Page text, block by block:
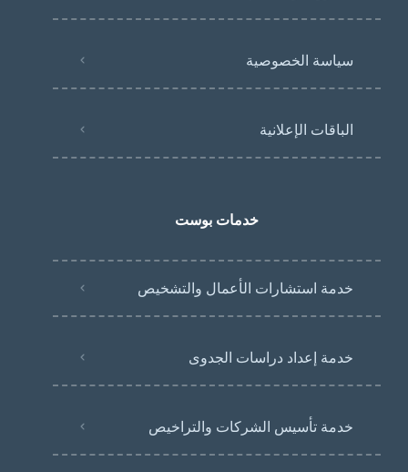
سياسة الخصوصية
الباقات الإعلانية
خدمات بوست
خدمة استشارات الأعمال والتشخيص
خدمة إعداد دراسات الجدوى
خدمة تأسيس الشركات والتراخيص